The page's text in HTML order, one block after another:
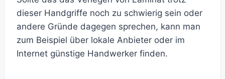
dieser Handgriffe noch zu schwierig sein oder
andere Gründe dagegen sprechen, kann man
zum Beispiel über lokale Anbieter oder im
Internet günstige Handwerker finden.